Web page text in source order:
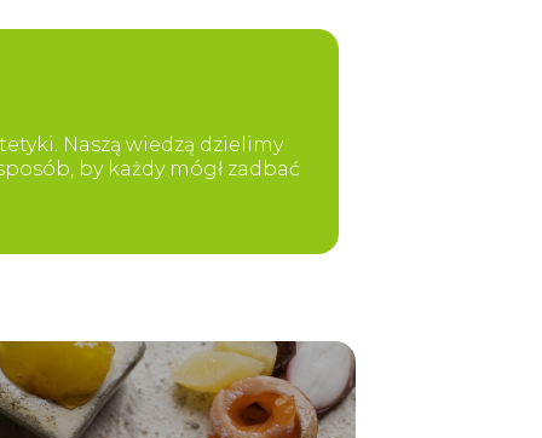
Naszą wiedzą dzielimy
by każdy mógł zadbać